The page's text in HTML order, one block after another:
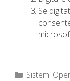
Se
Categorie
Sistemi